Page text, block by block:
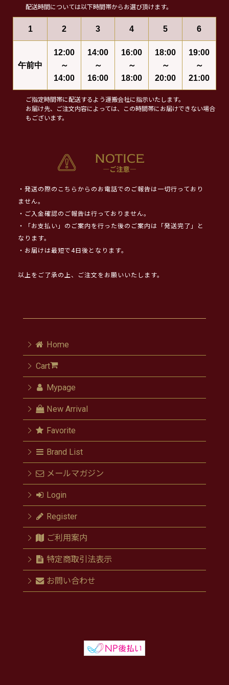
配送時間については以下時間帯からお選び頂けます。
1 2 3 4 5 6
午前中
12:00
～
14:00
14:00
～
16:00
16:00
～
18:00
18:00
～
20:00
19:00
～
21:00
ご指定時間帯に配送するよう運搬会社に指示いたします。
お届け先、ご注文内容によっては、この時間帯にお届けできない場合
もございます。
・発送の際のこちらからのお電話でのご報告は一切行っており
ません。
・ご入金確認のご報告は行っておりません。
・「お支払い」のご案内を行った後のご案内は「発送完了」と
なります。
・お届けは最短で4日後となります。
以上をご了承の上、ご注文をお願いいたします。
Home
Cart
Mypage
New Arrival
Favorite
Brand List
メールマガジン
Login
Register
ご利用案内
特定商取引法表示
お問い合わせ